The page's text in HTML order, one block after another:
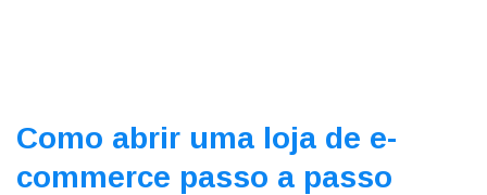
Como abrir uma loja de e-
commerce passo a passo